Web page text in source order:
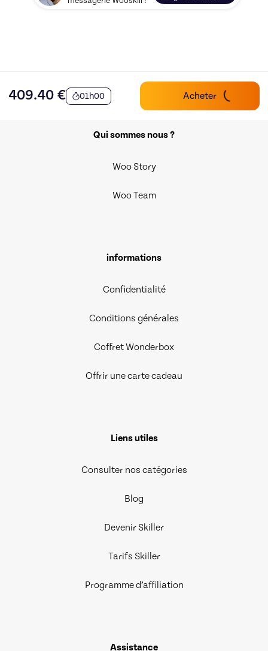
409.40 € 01h00 Acheter
Qui sommes nous ?
Woo Story
Woo Team
informations
Confidentialité
Conditions générales
Coffret Wonderbox
Offrir une carte cadeau
Liens utiles
Consulter nos catégories
Blog
Devenir Skiller
Tarifs Skiller
Programme d’affiliation
Assistance